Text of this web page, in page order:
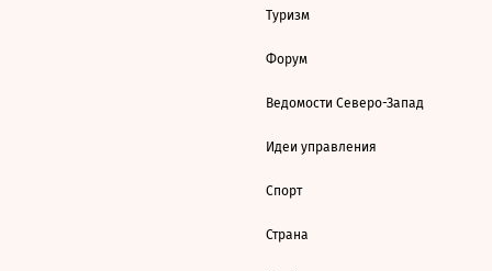
Туризм
Форум
Ведомости Северо-Запад
Идеи управления
Спорт
Страна